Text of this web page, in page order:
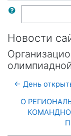
Search
Новости
← День
О